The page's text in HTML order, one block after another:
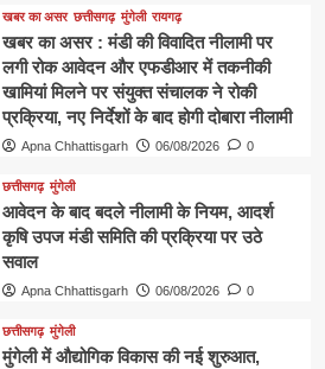
खबर का असर छत्तीसगढ़ मुंगेली रायगढ़
खबर का असर : मंडी की विवादित नीलामी पर
लगी रोक आवेदन और एफडीआर में तकनीकी
खामियां मिलने पर संयुक्त संचालक ने रोकी
प्रक्रिया, नए निर्देशों के बाद होगी दोबारा नीलामी
Apna Chhattisgarh 06/08/2026 0
छत्तीसगढ़ मुंगेली
आवेदन के बाद बदले नीलामी के नियम, आदर्श
कृषि उपज मंडी समिति की प्रक्रिया पर उठे
सवाल
Apna Chhattisgarh 06/08/2026 0
छत्तीसगढ़ मुंगेली
मुंगेली में औद्योगिक विकास की नई शुरुआत,